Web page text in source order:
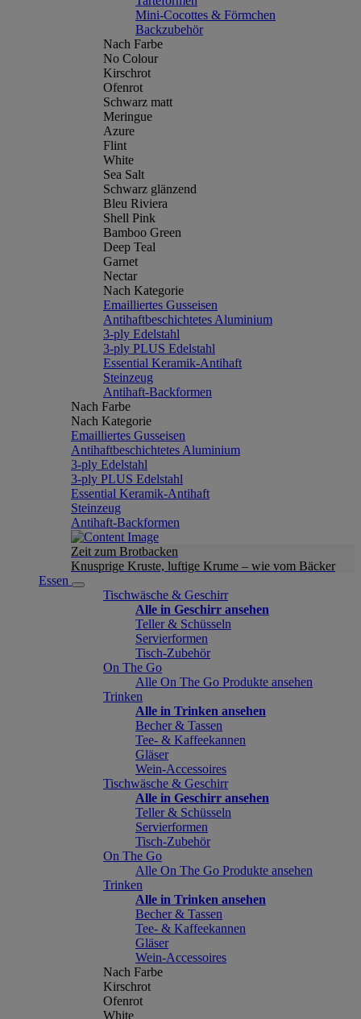
Mini-Cocottes & Förmchen
Backzubehör
Nach Farbe
No Colour
Kirschrot
Ofenrot
Schwarz matt
Meringue
Azure
Flint
White
Sea Salt
Schwarz glänzend
Bleu Riviera
Shell Pink
Bamboo Green
Deep Teal
Garnet
Nectar
Nach Kategorie
Emailliertes Gusseisen
Antihaftbeschichtetes Aluminium
3-ply Edelstahl
3-ply PLUS Edelstahl
Essential Keramik-Antihaft
Steinzeug
Antihaft-Backformen
Nach Farbe
Nach Kategorie
Emailliertes Gusseisen
Antihaftbeschichtetes Aluminium
3-ply Edelstahl
3-ply PLUS Edelstahl
Essential Keramik-Antihaft
Steinzeug
Antihaft-Backformen
Zeit zum Brotbacken
Knusprige Kruste, luftige Krume – wie vom Bäcker
Essen
Tischwäsche & Geschirr
Alle in Geschirr ansehen
Teller & Schüsseln
Servierformen
Tisch-Zubehör
On The Go
Alle On The Go Produkte ansehen
Trinken
Alle in Trinken ansehen
Becher & Tassen
Tee- & Kaffeekannen
Gläser
Wein-Accessoires
Tischwäsche & Geschirr
Alle in Geschirr ansehen
Teller & Schüsseln
Servierformen
Tisch-Zubehör
On The Go
Alle On The Go Produkte ansehen
Trinken
Alle in Trinken ansehen
Becher & Tassen
Tee- & Kaffeekannen
Gläser
Wein-Accessoires
Nach Farbe
Kirschrot
Ofenrot
White